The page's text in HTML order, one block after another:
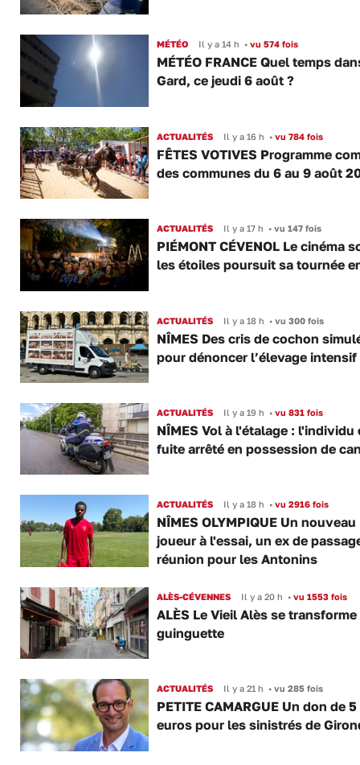
MÉTÉO Il y a 14 h •vu 574 fois
MÉTÉO FRANCE Quel temps
Gard, ce jeudi 6 août ?
ACTUALITÉS Il y a 16 h •vu 784 fois
FÊTES VOTIVES Programme
des communes du 6 au 9 août
ACTUALITÉS Il y a 17 h •vu 147 fois
PIÉMONT CÉVENOL Le cinéma
les étoiles poursuit sa tournée
ACTUALITÉS Il y a 18 h •vu 300 fois
NÎMES Des cris de cochon
pour dénoncer l’élevage intensif
ACTUALITÉS Il y a 19 h •vu 831 fois
NÎMES Vol à l'étalage : l'individu
fuite arrêté en possession de
ACTUALITÉS Il y a 18 h •vu 2916 fois
NÎMES OLYMPIQUE Un nouveau
joueur à l'essai, un ex de
réunion pour les Antonins
ALÈS-CÉVENNES Il y a 20 h •vu 1553 fois
ALÈS Le Vieil Alès se transforme
guinguette
ACTUALITÉS Il y a 21 h •vu 285 fois
PETITE CAMARGUE Un don de
euros pour les sinistrés de